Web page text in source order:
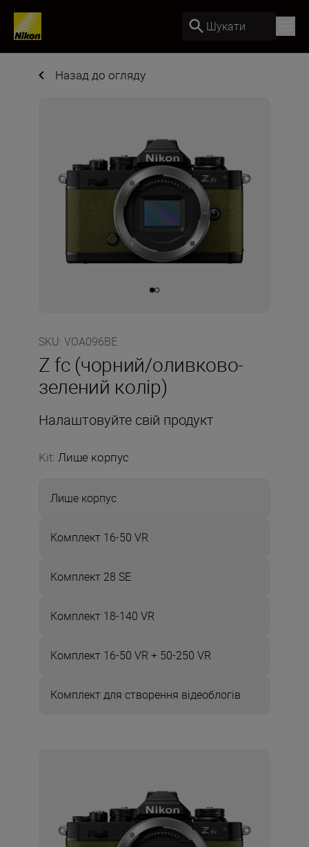
Шукати
Назад до огляду
SKU: VOA096BE
Z fc (чорний/оливково-
зелений колір)
Налаштовуйте свій продукт
Kit: Лише корпус
Лише корпус
Комплект 16-50 VR
Комплект 28 SE
Комплект 18-140 VR
Комплект 16-50 VR + 50-250 VR
Комплект для створення відеоблогів